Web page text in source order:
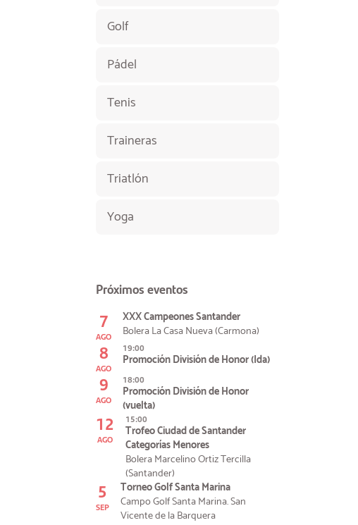
Golf
Pádel
Tenis
Traineras
Triatlón
Yoga
Próximos eventos
7
AGO
XXX Campeones Santander
Bolera La Casa Nueva (Carmona)
8
AGO
19:00
Promoción División de Honor (Ida)
9
AGO
18:00
Promoción División de Honor
(vuelta)
12
AGO
15:00
Trofeo Ciudad de Santander
Categorías Menores
Bolera Marcelino Ortiz Tercilla
(Santander)
5
SEP
Torneo Golf Santa Marina
Campo Golf Santa Marina. San
Vicente de la Barquera